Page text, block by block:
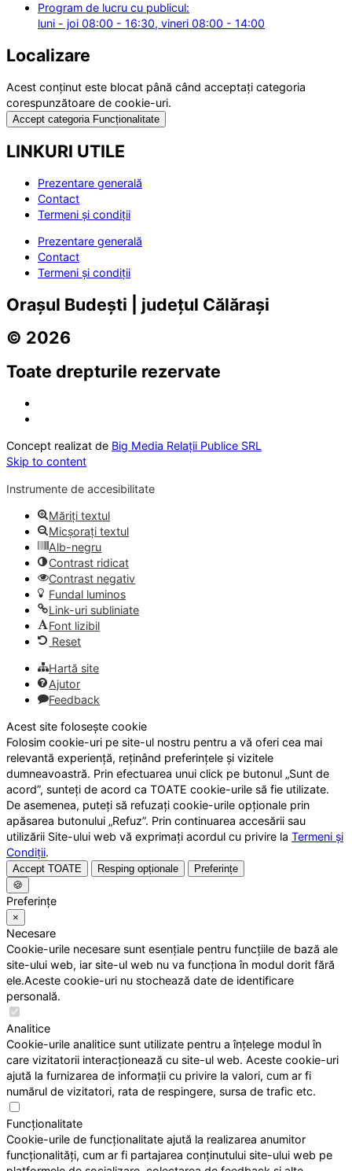
Program de lucru cu publicul:
luni - joi 08:00 - 16:30, vineri 08:00 - 14:00
Localizare
Acest conținut este blocat până când acceptați categoria
corespunzătoare de cookie-uri.
Accept categoria Funcționalitate
LINKURI UTILE
Prezentare generală
Contact
Termeni și condiții
Prezentare generală
Contact
Termeni și condiții
Orașul Budești | județul Călărași
© 2026
Toate drepturile rezervate
Concept realizat de Big Media Relații Publice SRL
Skip to content
Instrumente de accesibilitate
Măriți textul
Micșorați textul
Alb-negru
Contrast ridicat
Contrast negativ
Fundal luminos
Link-uri subliniate
Font lizibil
Reset
Hartă site
Ajutor
Feedback
Acest site folosește cookie
Folosim cookie-uri pe site-ul nostru pentru a vă oferi cea mai
relevantă experiență, reținând preferințele și vizitele
dumneavoastră. Prin efectuarea unui click pe butonul „Sunt de
acord”, sunteți de acord ca TOATE cookie-urile să fie utilizate.
De asemenea, puteți să refuzați cookie-urile opționale prin
apăsarea butonului „Refuz”. Prin continuarea accesării sau
utilizării Site-ului web vă exprimați acordul cu privire la Termeni și
Condiții.
Accept TOATE Resping opționale
Preferințe
🍪
Preferințe
×
Necesare
Cookie-urile necesare sunt esențiale pentru funcțiile de bază ale
site-ului web, iar site-ul web nu va funcționa în modul dorit fără
ele.Aceste cookie-uri nu stochează date de identificare
personală.
Analitice
Cookie-urile analitice sunt utilizate pentru a înțelege modul în
care vizitatorii interacționează cu site-ul web. Aceste cookie-uri
ajută la furnizarea de informații cu privire la valori, cum ar fi
numărul de vizitatori, rata de respingere, sursa de trafic etc.
Funcționalitate
Cookie-urile de funcționalitate ajută la realizarea anumitor
funcționalități, cum ar fi partajarea conținutului site-ului web pe